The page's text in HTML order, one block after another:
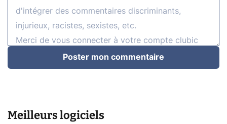
Poster mon commentaire
Meilleurs logiciels